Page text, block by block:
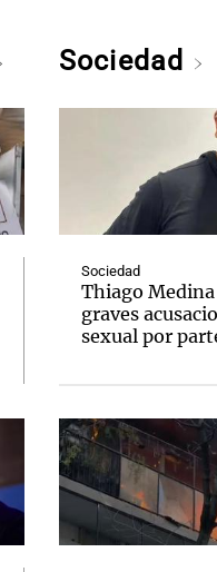
Sociedad
Sociedad
Thiago
graves
sexual por